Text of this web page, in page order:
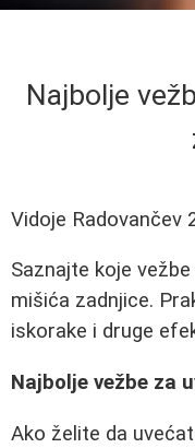
Najbolje
Vidoje Radovančev
Saznajte koje
mišića zadnjice.
iskorake i druge
Najbolje vežbe za
Ako želite da